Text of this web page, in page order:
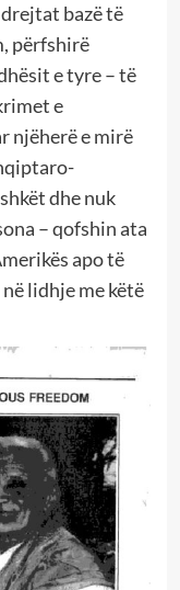
bazë të
përfshirë
e tyre – të
e
njëherë e mirë
dhe nuk
– qofshin ata
apo të
lidhje me këtë